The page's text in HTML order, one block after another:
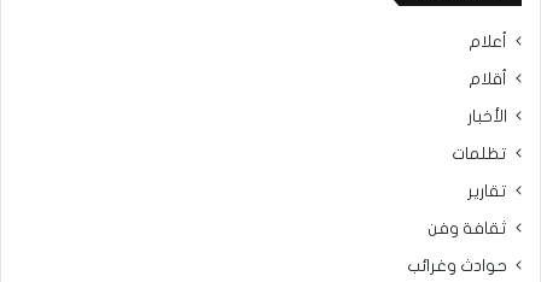
أعلام
أقلام
الأخبار
تظلمات
تقارير
ثقافة وفن
حوادث وغرائب